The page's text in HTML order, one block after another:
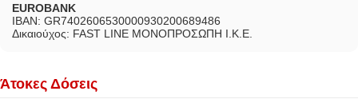
EUROBANK
IBAN: GR7402606530000930200689486
Δικαιούχος: FAST LINE ΜΟΝΟΠΡΟΣΩΠΗ Ι.Κ.Ε.
Άτοκες Δόσεις